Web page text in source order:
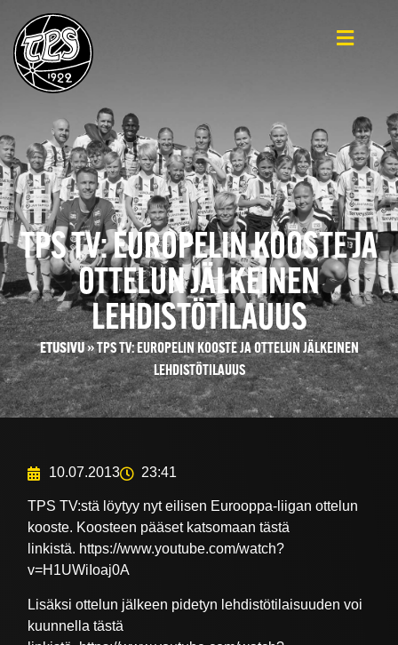
TPS TV: EUROPELIN KOOSTE JA
OTTELUN JÄLKEINEN
LEHDISTÖTILAUUS
ETUSIVU»TPS TV: EUROPELIN KOOSTE JA OTTELUN JÄLKEINEN
LEHDISTÖTILAUUS
10.07.2013 23:41
TPS TV:stä löytyy nyt eilisen Eurooppa-liigan ottelun
kooste. Koosteen pääset katsomaan tästä
linkistä. https://www.youtube.com/watch?
v=H1UWiIoaj0A
Lisäksi ottelun jälkeen pidetyn lehdistötilaisuuden voi
kuunnella tästä